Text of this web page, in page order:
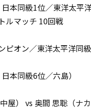
本同級1位／東洋太平
ルマッチ 10回戦
ピオン／東洋太平洋同
本同級6位／六島）
屋） vs 奥間 思聡（ナカ